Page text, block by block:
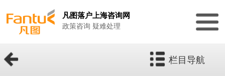
凡图落户上海咨询网
政策咨询 疑难处理
栏目导航